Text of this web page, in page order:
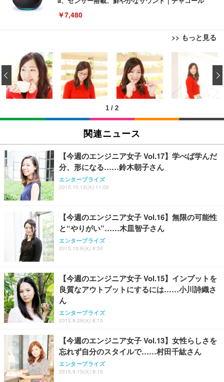
￥7,480
>> もっと見る
[EdoErgo] オフィスチェア 椅子 テレワーク 疲れな
い 跳ね上げ式アームレスト コンパクト 約105度ロッ
キング pc 事務椅子 360度回転 座面昇降 強化ナイロ
ン樹脂ベース 通気性メッシュ 在宅ワーク H-WY01
(黒網+黒枠+黒足)
￥5,699
SIHOO B100 オフィスチェア／デスクチェア メッシ
ュチェア 人間工学 疲れない ブラック
￥27,999
Sezlife オフィスチェア デスクチェア 疲れない テレ
ワーク チェア 強化バックレスト 30度ロッキング機
能 人間工学 椅子 腰サポート 90度跳ね上げ式アーム
務用 おしゃれ パソコンチェア (ブラック)
Sezlife オフィスチェア デスクチェア 疲れない テレ
ワーク チェア 強化バックレスト 30度ロッキング機
能 人間工学 椅子 腰サポート 90度跳ね上げ式アーム
務用 おしゃれ パソコンチェア (ホワイト)
ANDWINT オフィスチェア デスクチェア 肘なし メ
ッシュ 通気性 ランバーサポート付き 腰サポート ガ
ス圧無段階昇降 360度回転 キャスター付き コンパク
ト 幅52×奥行58.5×高さ84～96cm テレワーク 在宅
￥4,139
EIZO ビジネス向けプレミアムモニター | FlexScan
EV3240X-WT | 31.5型4K UHD・USB Type-C・ホワ
イト
￥105,595
EIZO ビジネス向けプレミアムモニター | FlexScan
￥109,572
【純正品】27"ゲーミングモニター DualSense 充電
フック付き（CFI-ZDM1J）
【整備済み品】Dell E2724HS 27インチ 液晶モニタ
ー フルHD（1920×1080）VA 非光沢 HDMI/DisplayP
ort/VGA スピーカー内蔵 高さ調整 スイベル VESA対
【MiniLED/24.5inch/280Hz/FHD】GRAPHT THE S
HOOTER Gaming Monitor 24” Essential ゲーミン
グモニター QD 24.5インチ 1ms FHD 量子ドット 残
像低減 (3年保証 | 輝点保証 | 日本メーカー)
￥34,980
Amazonベーシック ペットシーツ 薄型 レギュラー 1
回使い捨て 無香料 ホワイト 300枚
￥3,373
Amazonベーシック ペットシーツ 厚型 ワイド 42枚
x2袋(84枚) ホワイト(吸収面:ライトブルー)
￥3,234
ネオ・ルーライフ ネオ・オムツ L 中型犬用 26枚入
り 単品
Smart Basic(スマートベーシック) 【Amazon.co.jp
限定】 Smart Basic アイリスオーヤマ ペットシーツ
超厚型 お徳用 ワイド 100枚入 (x 1) (ケース販売)
アイリスオーヤマ ペットシーツ 超厚型 お徳用 レギ
ュラー 200枚入【Amazon.co.jp限定】
￥3,731
1 / 2
‹
関連ニュース
【今週のエンジニア女子 Vol.17】学べば学んだ
分、形になる……鈴木朝子さん
エンタープライズ
2015.10.13(火) 11:00
【今週のエンジニア女子 Vol.16】無限の可能性
と“やりがい”……木皿智子さん
エンタープライズ
2015.10.6(火) 8:30
【今週のエンジニア女子 Vol.15】インプットを
良質なアウトプットにするには……小川詩織さ
ん
エンタープライズ
2015.9.29(火) 8:15
【今週のエンジニア女子 Vol.13】女性らしさを
忘れず自分のスタイルで……村田千紘さん
エンタープライズ
2015.9.15(火) 8:15